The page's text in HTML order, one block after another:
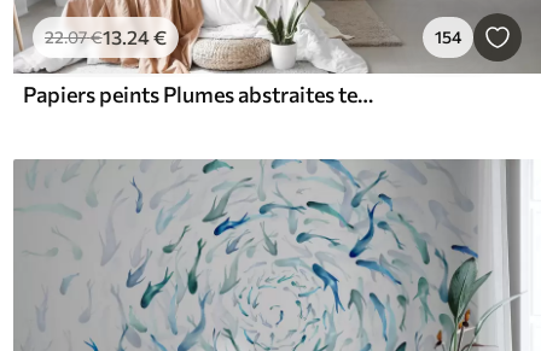
22.07€13.24€ 154
Papiers peints Plumes abstraites texturées dans des tons bruns, blancs et gris et diverses nuances, se superposant sur un fond blanc